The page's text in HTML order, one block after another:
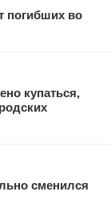
погибших во
купаться,
сменился